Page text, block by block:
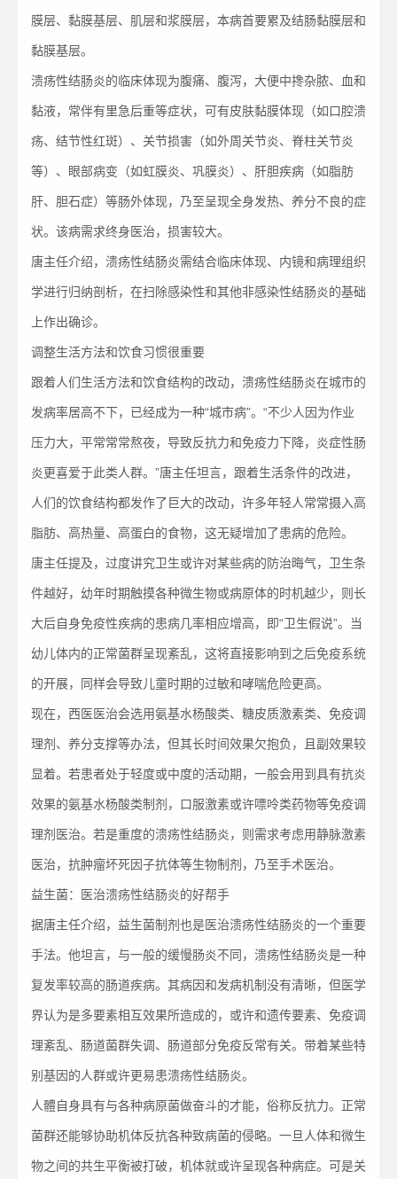
膜层、黏膜基层、肌层和浆膜层，本病首要累及结肠黏膜层和
黏膜基层。
溃疡性结肠炎的临床体现为腹痛、腹泻，大便中搀杂脓、血和
黏液，常伴有里急后重等症状，可有皮肤黏膜体现（如口腔溃
疡、结节性红斑）、关节损害（如外周关节炎、脊柱关节炎
等）、眼部病变（如虹膜炎、巩膜炎）、肝胆疾病（如脂肪
肝、胆石症）等肠外体现，乃至呈现全身发热、养分不良的症
状。该病需求终身医治，损害较大。
唐主任介绍，溃疡性结肠炎需结合临床体现、内镜和病理组织
学进行归纳剖析，在扫除感染性和其他非感染性结肠炎的基础
上作出确诊。
调整生活方法和饮食习惯很重要
跟着人们生活方法和饮食结构的改动，溃疡性结肠炎在城市的
发病率居高不下，已经成为一种“城市病”。“不少人因为作业
压力大，平常常常熬夜，导致反抗力和免疫力下降，炎症性肠
炎更喜爱于此类人群。”唐主任坦言，跟着生活条件的改进，
人们的饮食结构都发作了巨大的改动，许多年轻人常常摄入高
脂肪、高热量、高蛋白的食物，这无疑增加了患病的危险。
唐主任提及，过度讲究卫生或许对某些病的防治晦气，卫生条
件越好，幼年时期触摸各种微生物或病原体的时机越少，则长
大后自身免疫性疾病的患病几率相应增高，即“卫生假说”。当
幼儿体内的正常菌群呈现紊乱，这将直接影响到之后免疫系统
的开展，同样会导致儿童时期的过敏和哮喘危险更高。
现在，西医医治会选用氨基水杨酸类、糖皮质激素类、免疫调
理剂、养分支撑等办法，但其长时间效果欠抱负，且副效果较
显着。若患者处于轻度或中度的活动期，一般会用到具有抗炎
效果的氨基水杨酸类制剂，口服激素或许嘌呤类药物等免疫调
理剂医治。若是重度的溃疡性结肠炎，则需求考虑用静脉激素
医治，抗肿瘤坏死因子抗体等生物制剂，乃至手术医治。
益生菌：医治溃疡性结肠炎的好帮手
据唐主任介绍，益生菌制剂也是医治溃疡性结肠炎的一个重要
手法。他坦言，与一般的缓慢肠炎不同，溃疡性结肠炎是一种
复发率较高的肠道疾病。其病因和发病机制没有清晰，但医学
界认为是多要素相互效果所造成的，或许和遗传要素、免疫调
理紊乱、肠道菌群失调、肠道部分免疫反常有关。带着某些特
别基因的人群或许更易患溃疡性结肠炎。
人體自身具有与各种病原菌做奋斗的才能，俗称反抗力。正常
菌群还能够协助机体反抗各种致病菌的侵略。一旦人体和微生
物之间的共生平衡被打破，机体就或许呈现各种病症。可是关